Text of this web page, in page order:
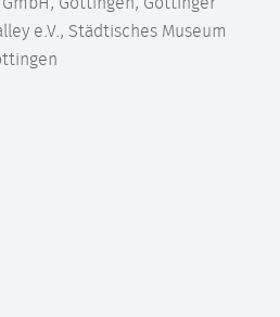
e.V., Städtisches Museum